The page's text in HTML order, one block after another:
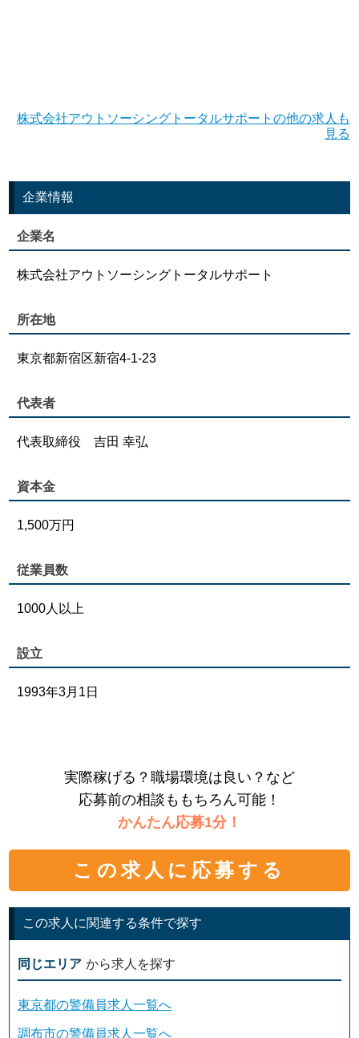
株式会社アウトソーシングトータルサポートの他の求人も
見る
企業情報
企業名
株式会社アウトソーシングトータルサポート
所在地
東京都新宿区新宿4-1-23
代表者
代表取締役 吉田 幸弘
資本金
1,500万円
従業員数
1000人以上
設立
1993年3月1日
実際稼げる？職場環境は良い？など
応募前の相談ももちろん可能！
かんたん応募1分！
この求人に応募する
この求人に関連する条件で探す
同じエリア から求人を探す
東京都の警備員求人一覧へ
調布市の警備員求人一覧へ